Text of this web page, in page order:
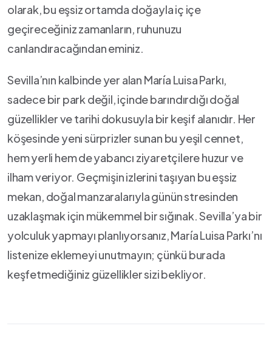
olarak, bu⁢ eşsiz‍ ortamda doğayla iç içe⁣
geçireceğiniz zamanların, ruhunuzu⁢
canlandıracağından eminiz.
Sevilla’nın ‌kalbinde ⁤yer alan María Luisa Parkı,⁢
sadece ​bir park değil, içinde⁢ barındırdığı doğal
güzellikler ve tarihi dokusuyla ‍bir keşif alanıdır. Her
köşesinde yeni sürprizler sunan‌ bu yeşil cennet,​
hem yerli hem de⁣ yabancı ziyaretçilere huzur ve
ilham veriyor. Geçmişin izlerini taşıyan bu eşsiz
mekan, doğal manzaralarıyla günün stresinden
uzaklaşmak için mükemmel bir sığınak. Sevilla’ya bir
yolculuk yapmayı planlıyorsanız, María Luisa Parkı’nı
listenize eklemeyi unutmayın; çünkü burada
keşfetmediğiniz güzellikler sizi bekliyor.